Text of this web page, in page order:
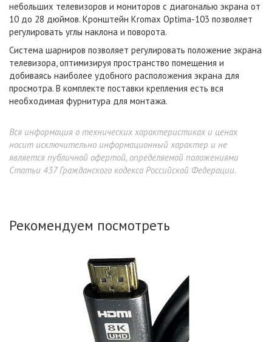
небольших телевизоров и мониторов с диагональю экрана от
10 до 28 дюймов. Кронштейн Kromax Optima-103 позволяет
регулировать углы наклона и поворота.
Система шарниров позволяет регулировать положение экрана
телевизора, оптимизируя пространство помещения и
добиваясь наиболее удобного расположения экрана для
просмотра. В комплекте поставки крепления есть вся
необходимая фурнитура для монтажа.
Вся информация о технических характеристиках и ценах
носит исключительно информационный характер и не
является публичной офертой, определяемой положениями
Статьи 437 Гражданского кодекса Российской Федерации.
Рекомендуем посмотреть